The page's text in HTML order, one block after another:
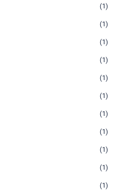
(1)
(1)
(1)
(1)
(1)
(1)
(1)
(1)
(1)
(1)
(1)